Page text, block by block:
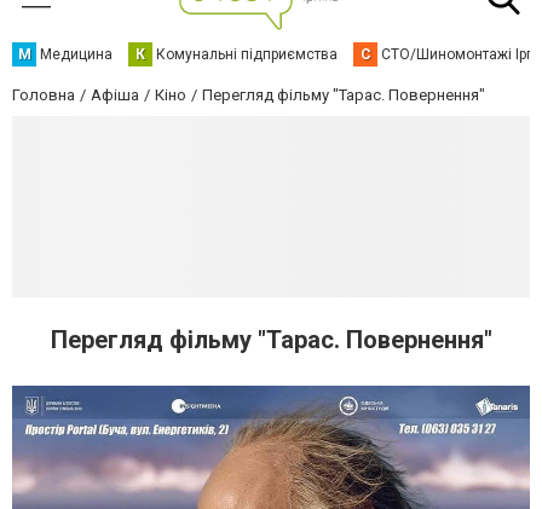
М Медицина К Комунальні підприємства С СТО/Шиномонтажі
Головна Афіша Кіно Перегляд фільму "Тарас. Повернення"
Перегляд фільму "Тарас. Повернення"